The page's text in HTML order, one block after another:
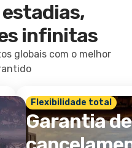
infinitas
globais com o melhor
Flexibilidade total
Garantia de